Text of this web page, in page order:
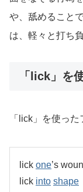
や、舐めること
は、軽々と打ち
「lick」を
「lick」を使っ
lick one’s
lick into shape